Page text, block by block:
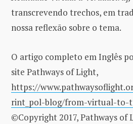
transcrevendo trechos, em
nossa reflexão sobre o tema.
O artigo completo em Inglês
site Pathways of Light,
https://
rint_pol-blog/from-virtual-to-
©Copyright 2017, Pathways of